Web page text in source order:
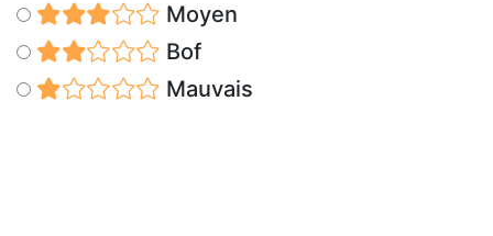
Moyen
Bof
Mauvais